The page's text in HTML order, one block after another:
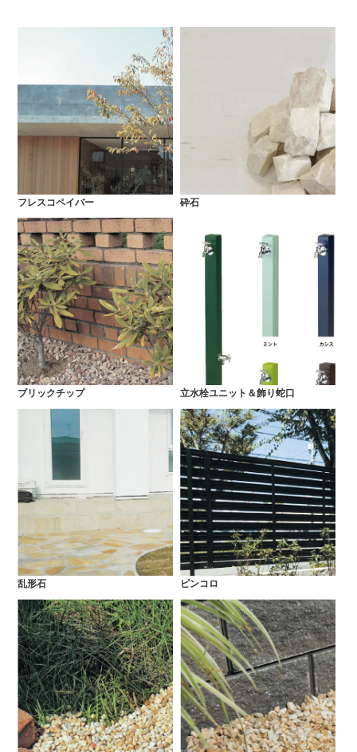
フレスコペイバー 砕石
ブリックチップ 立水栓ユニット＆飾り蛇口
乱形石 ピンコロ